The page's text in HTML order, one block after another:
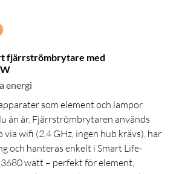
fjärrströmbrytare med
energi
som element och lampor
än är. Fjärrströmbrytaren används
via wifi (2,4 GHz, ingen hub krävs), har
och hanteras enkelt i Smart Life-
watt – perfekt för element,